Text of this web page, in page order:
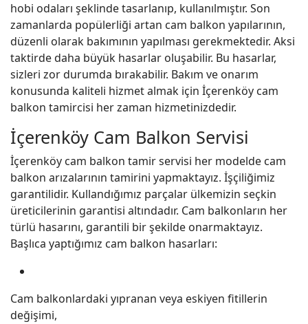
hobi odaları şeklinde tasarlanıp, kullanılmıştır. Son
zamanlarda popülerliği artan cam balkon yapılarının,
düzenli olarak bakımının yapılması gerekmektedir. Aksi
taktirde daha büyük hasarlar oluşabilir. Bu hasarlar,
sizleri zor durumda bırakabilir. Bakım ve onarım
konusunda kaliteli hizmet almak için İçerenköy cam
balkon tamircisi her zaman hizmetinizdedir.
İçerenköy Cam Balkon Servisi
İçerenköy cam balkon tamir servisi her modelde cam
balkon arızalarının tamirini yapmaktayız. İşçiliğimiz
garantilidir. Kullandığımız parçalar ülkemizin seçkin
üreticilerinin garantisi altındadır. Cam balkonların her
türlü hasarını, garantili bir şekilde onarmaktayız.
Başlıca yaptığımız cam balkon hasarları:
Cam balkonlardaki yıpranan veya eskiyen fitillerin
değişimi,